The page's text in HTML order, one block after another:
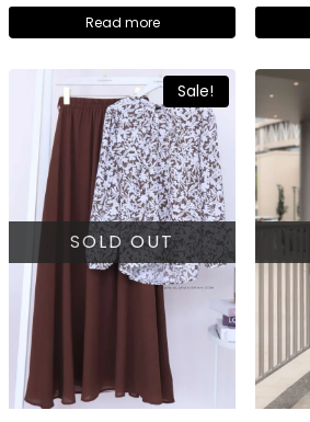
Read more
Sale!
SOLD OUT